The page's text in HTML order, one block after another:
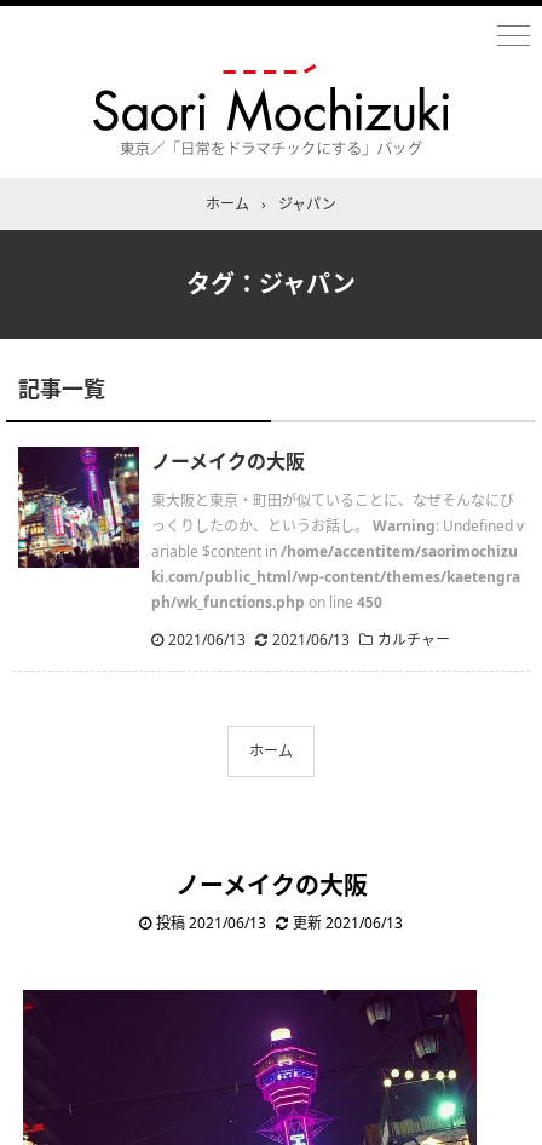
ホーム › ジャパン
タグ：ジャパン
記事一覧
ノーメイクの大阪
東大阪と東京・町田が似ていることに、なぜそんなにび
っくりしたのか、というお話し。
Warning: Undefined v
ariable $content in/home/accentitem/saorimochizu
ki.com/public_html/wp-content/themes/kaetengra
ph/wk_functions.php on line 450
2021/06/13
2021/06/13 カルチャー
ホーム
ノーメイクの大阪
投稿 2021/06/13 更新 2021/06/13